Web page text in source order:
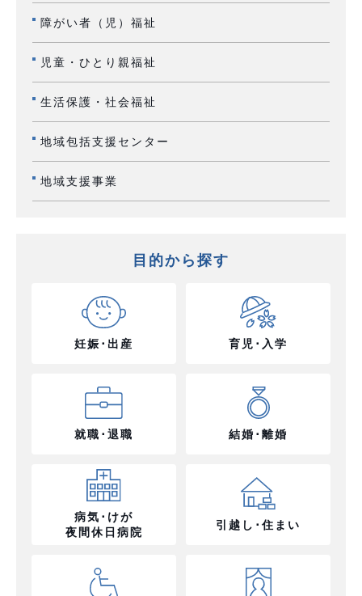
障がい者（児）福祉
児童・ひとり親福祉
生活保護・社会福祉
地域包括支援センター
地域支援事業
目的から探す
妊娠･出産 育児･入学
就職･退職 結婚･離婚
病気･けが
夜間休日病院
引越し･住まい